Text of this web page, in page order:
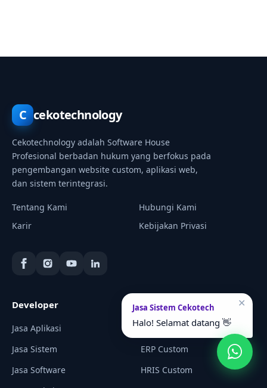
✕
Jasa Sistem Cekotech
Halo! Selamat datang 👋
C cekotechnology
Cekotechnology adalah Software House
Profesional berbadan hukum yang berfokus pada
pengembangan website custom, aplikasi web,
dan sistem terintegrasi.
Tentang Kami
Hubungi Kami
Karir
Kebijakan Privasi
Developer
Jasa Aplikasi
Jasa Sistem
Jasa Software
Solusi Bisnis
BlockChain
ERP Custom
HRIS Custom